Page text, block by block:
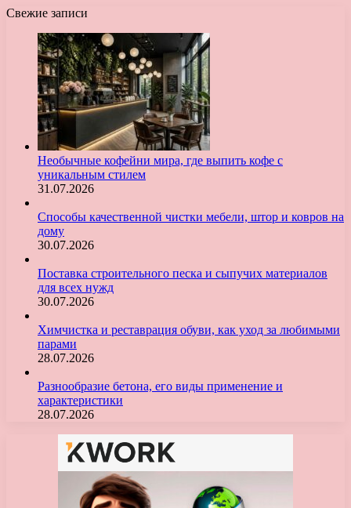
Свежие записи
Необычные кофейни мира, где выпить кофе с
уникальным стилем
31.07.2026
Способы качественной чистки мебели, штор и ковров на
дому
30.07.2026
Поставка строительного песка и сыпучих материалов
для всех нужд
30.07.2026
Химчистка и реставрация обуви, как уход за любимыми
парами
28.07.2026
Разнообразие бетона, его виды применение и
характеристики
28.07.2026